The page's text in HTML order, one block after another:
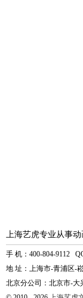
上海艺虎专业从事
手 机：400-804-9112
地 址：上海市-青浦区-
北京分公司：北京市-大